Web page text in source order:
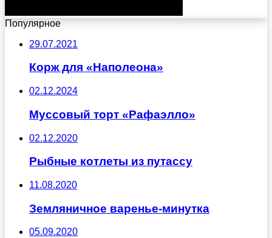
Популярное
29.07.2021
Корж для «Наполеона»
02.12.2024
Муссовый торт «Рафаэлло»
02.12.2020
Рыбные котлеты из путассу
11.08.2020
Земляничное варенье-минутка
05.09.2020